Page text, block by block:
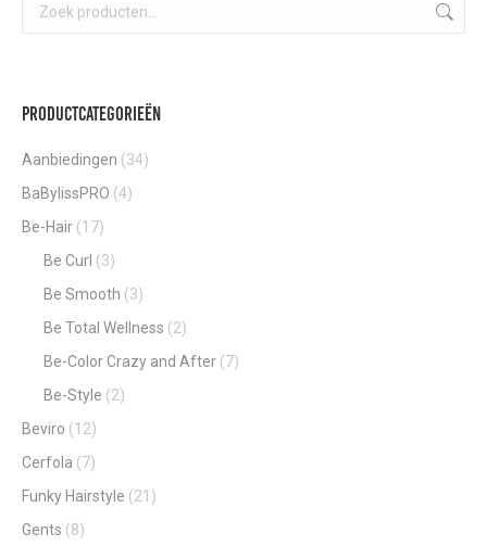
gekozen
Productcategorieën
Aanbiedingen (34)
BaBylissPRO (4)
Be-Hair (17)
Be Curl (3)
Be Smooth (3)
Be Total Wellness (2)
Be-Color Crazy and After (7)
Be-Style (2)
Beviro (12)
Cerfola (7)
Funky Hairstyle (21)
Gents (8)